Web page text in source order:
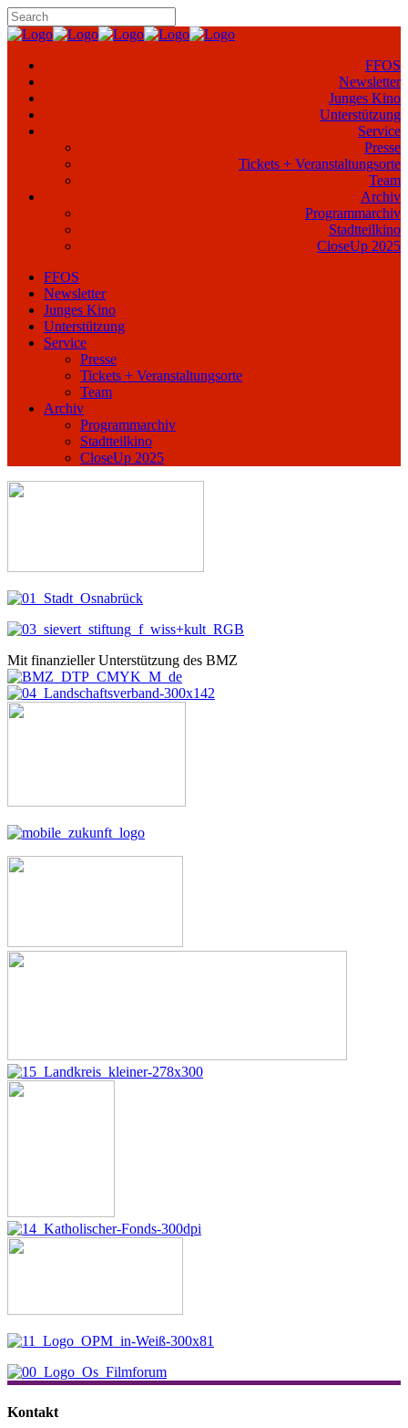
FFOS
Newsletter
Junges Kino
Unterstützung
Service
Presse
Tickets + Veranstaltungsorte
Team
Archiv
Programmarchiv
Stadtteilkino
CloseUp 2025
FFOS
Newsletter
Junges Kino
Unterstützung
Service
Presse
Tickets + Veranstaltungsorte
Team
Archiv
Programmarchiv
Stadtteilkino
CloseUp 2025
Mit finanzieller Unterstützung des BMZ
Kontakt